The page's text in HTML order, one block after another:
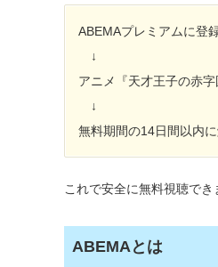
ABEMAプレミアムに登
↓
アニメ『天才王子の赤
↓
無料期間の14日間以内
これで安全に無料視聴でき
ABEMAとは